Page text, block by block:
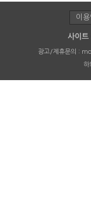
이용
사이트
광고/제휴문의 :
하